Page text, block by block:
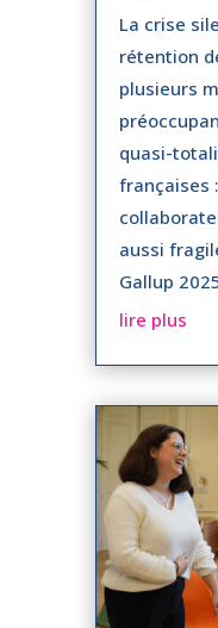
La crise
rétention
plusieurs
quasi-
françaises
aussi
Gallup
lire plus